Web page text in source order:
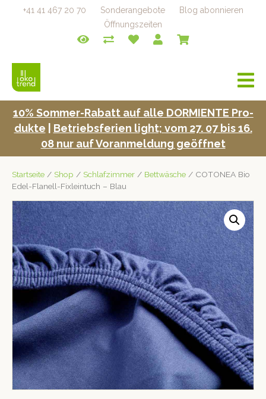
+41 41 467 20 70 Sonderangebote
Blog abonnieren
Öffnungszeiten
a
v
i
10% Som­mer-Rabatt auf alle DORMIENTE Pro­
duk­te
Betrieb­s­fe­rien light; vom 27. 07 bis 16.
08 nur auf Voran­mel­dung geöffnet
Startseite / Shop / Schlafzimmer / Bettwäsche / COTONEA Bio
Edel-Flanell-Fixleintuch – Blau